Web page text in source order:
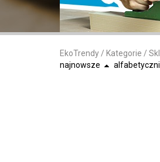
EkoTrendy / Kategorie /
najnowsze